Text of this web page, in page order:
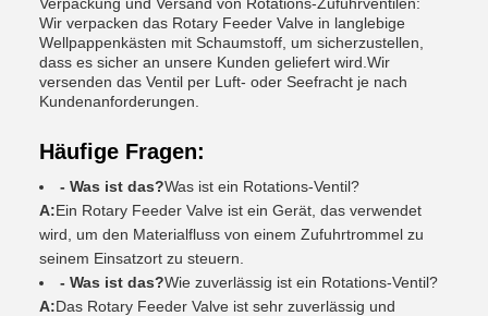
Wir verpacken das Rotary Feeder Valve in langlebige
Wellpappenkästen mit Schaumstoff, um sicherzustellen,
dass es sicher an unsere Kunden geliefert wird.Wir
versenden das Ventil per Luft- oder Seefracht je nach
Kundenanforderungen.
Häufige Fragen:
- Was ist das?Was ist ein Rotations-Ventil?
A:Ein Rotary Feeder Valve ist ein Gerät, das verwendet
wird, um den Materialfluss von einem Zufuhrtrommel zu
seinem Einsatzort zu steuern.
- Was ist das?Wie zuverlässig ist ein Rotations-Ventil?
A:Das Rotary Feeder Valve ist sehr zuverlässig und